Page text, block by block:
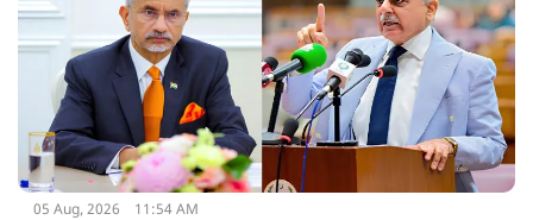
05 Aug, 2026 11:54 AM